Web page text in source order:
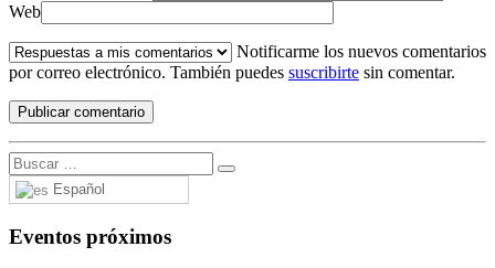
Web
Notificarme los nuevos comentarios
por correo electrónico. También puedes suscribirte sin comentar.
Español
Eventos próximos